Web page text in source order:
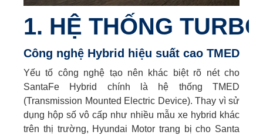
1. HỆ THỐNG
Công nghệ Hybrid hiệu suất cao TMED
Yếu tố công nghệ tạo nên khác biệt rõ nét cho
SantaFe Hybrid chính là hệ thống TMED
(Transmission Mounted Electric Device). Thay vì sử
dụng hộp số vô cấp như nhiều mẫu xe hybrid khác
trên thị trường, Hyundai Motor trang bị cho Santa